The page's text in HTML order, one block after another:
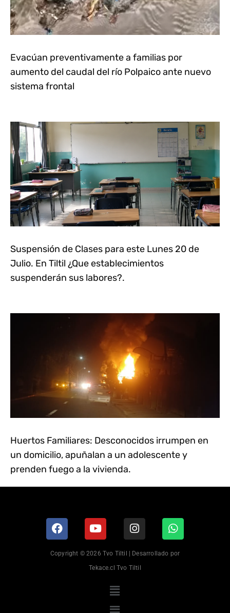
Evacúan preventivamente a familias por
aumento del caudal del río Polpaico ante nuevo
sistema frontal
Suspensión de Clases para este Lunes 20 de
Julio. En Tiltil ¿Que establecimientos
suspenderán sus labores?.
Huertos Familiares: Desconocidos irrumpen en
un domicilio, apuñalan a un adolescente y
prenden fuego a la vivienda.
Copyright © 2026 Tvo Tiltil | Desarrollado por
Tekace.cl Tvo Tiltil